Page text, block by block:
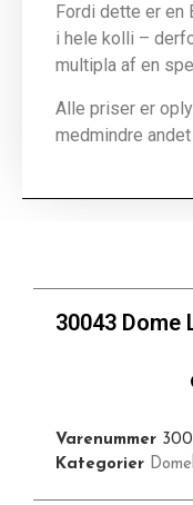
Fordi dette er
i hele kolli –
multipla af en
Alle priser er
medmindre
30043 Dome
Varenummer
Kategorier